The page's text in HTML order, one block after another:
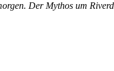
Der Mythos um